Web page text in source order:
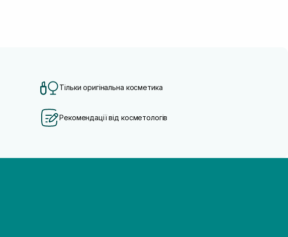
Тільки оригінальна косметика
Рекомендації від косметологів